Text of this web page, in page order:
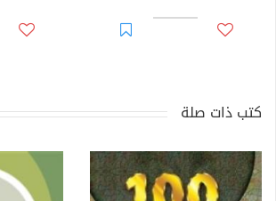
كتب ذات صلة